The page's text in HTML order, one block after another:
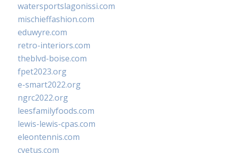
watersportslagonissi.com
mischieffashion.com
eduwyre.com
retro-interiors.com
theblvd-boise.com
fpet2023.org
e-smart2022.org
ngrc2022.org
leesfamilyfoods.com
lewis-lewis-cpas.com
eleontennis.com
cyetus.com